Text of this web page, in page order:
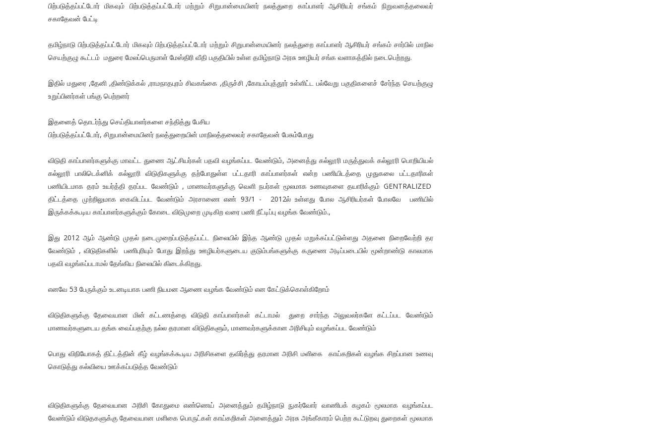
பிற்படுத்தப்பட்டோர் மிகவும் பிற்படுத்தப்பட்டோர் மற்றும் சிறுபான்மையினர் நலத்துறை காப்பாளர் ஆசிரியர் சங்கம் நிறுவனத்தலைவர்
சகாதேவன் பேட்டி
தமிழ்நாடு பிற்படுத்தப்பட்டோர் மிகவும் பிற்படுத்தப்பட்டோர் மற்றும் சிறுபான்மையினர் நலத்துறை காப்பாளர் ஆசிரியர் சங்கம் சார்பில் மாநில
செயற்குழு கூட்டம் மதுரை மேலப்பெருமாள் மேஸ்திரி வீதி பகுதியில் உள்ள தமிழ்நாடு அரசு ஊழியர் சங்க வளாகத்தில் நடைபெற்றது.
இதில் மதுரை ,தேனி ,திண்டுக்கல் ,ராமநாதபுரம் சிவகங்கை ,திருச்சி ,கோயம்புத்தூர் உள்ளிட்ட பல்வேறு பகுதிகளைச் சேர்ந்த செயற்குழு
உறுப்பினர்கள் பங்கு பெற்றனர்
இதனைத் தொடர்ந்து செய்தியாளர்களை சந்தித்து பேசிய
பிற்படுத்தப்பட்டோர், சிறுபான்மையினர் நலத்துறையின் மாநிலத்தலைவர் சகாதேவன் பேசும்போது
விடுதி காப்பாளர்களுக்கு மாவட்ட துணை ஆட்சியர்கள் பதவி வழங்கப்பட வேண்டும், அனைத்து கல்லூரி மருத்துவக் கல்லூரி பொறியியல்
கல்லூரி பாலிடெக்னிக் கல்லூரி விடுதிகளுக்கு தற்போதுள்ள பட்டதாரி காப்பாளர்கள் என்ற பணியிடத்தை முதுகலை பட்டதாரிகள்
பணியிடமாக தரம் உயர்த்தி தரப்பட வேண்டும் , மாணவர்களுக்கு வெளி நபர்கள் மூலமாக உணவுகளை தயாரிக்கும் GENTRALIZED
திட்டத்தை முற்றிலுமாக கைவிடப்பட வேண்டும் அரசாணை எண் 93/1 - 2012ல் உள்ளது போல ஆசிரியர்கள் போலவே பணியில்
இருக்கக்கூடிய காப்பாளர்களுக்கும் கோடை விடுமுறை முடிகிற வரை பணி நீட்டிப்பு வழங்க வேண்டும்.,
இது 2012 ஆம் ஆண்டு முதல் நடைமுறைப்படுத்தப்பட்ட நிலையில் இந்த ஆண்டு முதல் மறுக்கப்பட்டுள்ளது அதனை நிறைவேற்றி தர
வேண்டும் , விடுதிகளில் பணிபுரியும் போது இறந்து ஊழியர்களுடைய குடும்பங்களுக்கு கருணை அடிப்படையில் மூன்றாண்டு காலமாக
பதவி வழங்கப்படாமல் தேங்கிய நிலையில் கிடைக்கிறது.
எனவே 53 பேருக்கும் உடனடியாக பணி நியமன ஆணை வழங்க வேண்டும் என கேட்டுக்கொள்கிறோம்
விடுதிகளுக்கு தேவையான மின் கட்டணத்தை விடுதி காப்பாளர்கள் கட்டாமல் துறை சார்ந்த அலுவலர்களே கட்டப்பட வேண்டும்
மாணவர்களுடைய தங்க வைப்பதற்கு நல்ல தரமான விடுதிகளும், மாணவர்களுக்கான அரிசியும் வழங்கப்பட வேண்டும்
பொது விநியோகத் திட்டத்தின் கீழ் வழங்கக்கூடிய அரிசிகளை தவிர்த்து தரமான அரிசி மளிகை காய்கறிகள் வழங்க சிறப்பான உணவு
கொடுத்து கல்வியை ஊக்கப்படுத்த வேண்டும்
விடுதிகளுக்கு தேவையான அரிசி கோதுமை எண்ணெய் அனைத்தும் தமிழ்நாடு நுகர்வோர் வாணிபக் கழகம் மூலமாக வழங்கப்பட
வேண்டும் விடுதகளுக்கு தேவையான மளிகை பொருட்கள் காய்கறிகள் அனைத்தும் அரசு அங்கீகாரம் பெற்ற கூட்டுறவு துறைகள் மூலமாக